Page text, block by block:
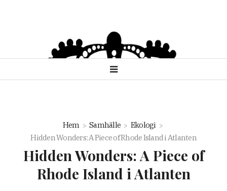
Hem Samhälle
Ekologi
Hidden Wonders: A Piece of Rhode Island i Atlanten
Hidden Wonders: A Piece of
Rhode Island i Atlanten